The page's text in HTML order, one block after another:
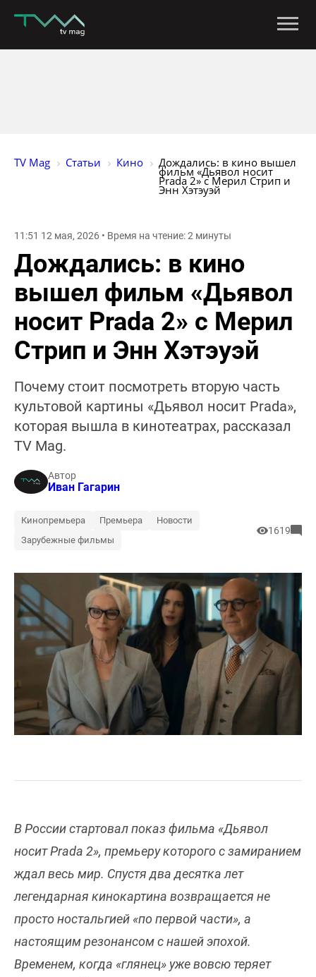
TV Mag Статьи Кино Дождались: в кино вышел
фильм «Дьявол носит
Prada 2» с Мерил Стрип и
Энн Хэтэуэй
11:51 12 мая, 2026 • Время на чтение: 2 минуты
Дождались: в кино
вышел фильм «Дьявол
носит Prada 2» с Мерил
Стрип и Энн Хэтэуэй
Почему стоит посмотреть вторую часть
культовой картины «Дьявол носит Prada»,
которая вышла в кинотеатрах, рассказал
TV Mag.
Автор
Иван Гагарин
Кинопремьера Премьера
Новости
Зарубежные фильмы
1619
В России стартовал показ фильма «Дьявол
носит Prada 2», премьеру которого с замиранием
ждал весь мир. Спустя два десятка лет
легендарная кинокартина возвращается не
просто ностальгией «по первой части», а
настоящим резонансом с нашей эпохой.
Временем, когда «глянец» уже вовсю теряет